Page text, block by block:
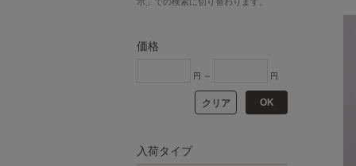
価格
円 ～ 円
クリア OK
入荷タイプ